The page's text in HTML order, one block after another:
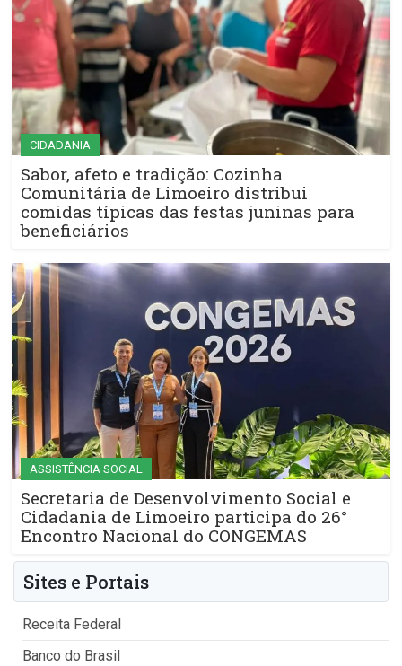
CIDADANIA
Sabor, afeto e tradição: Cozinha
Comunitária de Limoeiro distribui
comidas típicas das festas juninas para
beneficiários
ASSISTÊNCIA SOCIAL
Secretaria de Desenvolvimento Social e
Cidadania de Limoeiro participa do 26°
Encontro Nacional do CONGEMAS
Sites e Portais
Receita Federal
Banco do Brasil